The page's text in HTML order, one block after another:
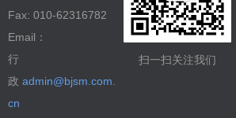
扫一扫关注我们
Fax: 010-62316782
Email：
行
政 admin@bjsm.com.
cn